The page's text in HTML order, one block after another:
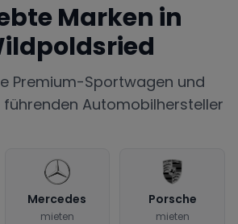
Marken in
Premium-Sportwagen und
führenden Automobilhersteller
Mercedes
mieten
Porsche
mieten